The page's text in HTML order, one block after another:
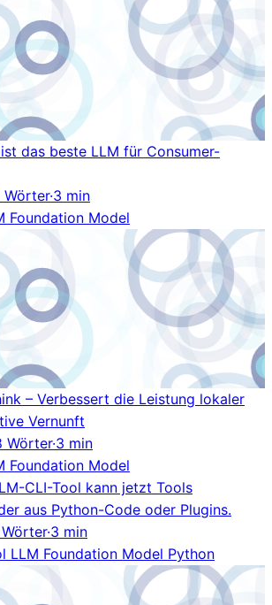
das beste LLM für Consumer-
Wörter·3 min
Foundation Model
– Verbessert die Leistung lokaler
Vernunft
Wörter·3 min
Foundation Model
CLI-Tool kann jetzt Tools
aus Python-Code oder Plugins.
·3 min
LLM Foundation Model Python